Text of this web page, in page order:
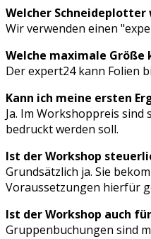
Welcher
Wir verwenden einen
Welche maximale
Der expert24 kann Folien
Kann ich meine ersten
Ja. Im Workshoppreis
bedruckt werden soll.
Ist der Workshop
Grundsätzlich ja. Sie
Voraussetzungen hierfür
Ist der Workshop auch
Gruppenbuchungen sind